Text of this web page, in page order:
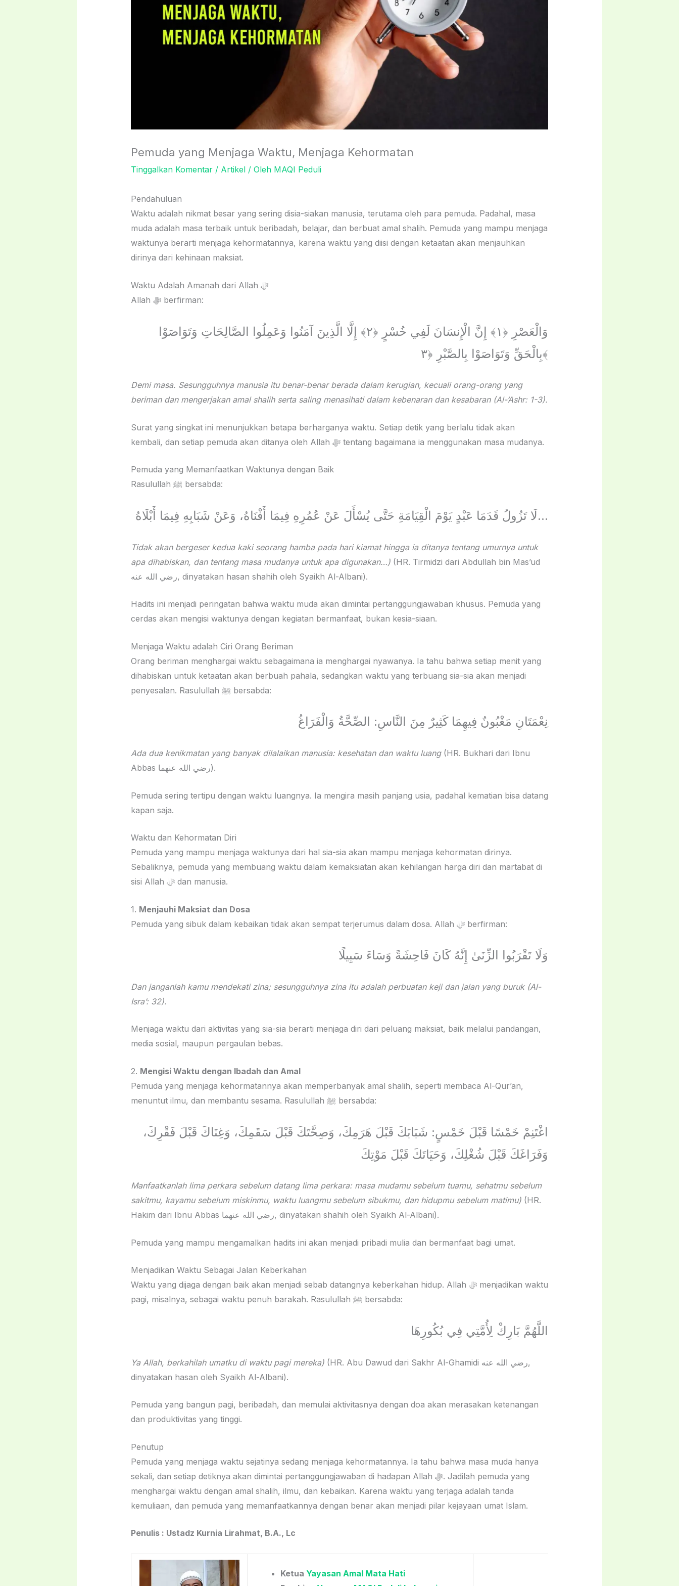
Pemuda yang Menjaga Waktu, Menjaga Kehormatan
Tinggalkan Komentar / Artikel/ Oleh MAQI Peduli
Pendahuluan
Waktu adalah nikmat besar yang sering disia-siakan manusia, terutama oleh para pemuda. Padahal, masa
muda adalah masa terbaik untuk beribadah, belajar, dan berbuat amal shalih. Pemuda yang mampu menjaga
waktunya berarti menjaga kehormatannya, karena waktu yang diisi dengan ketaatan akan menjauhkan
dirinya dari kehinaan maksiat.
Waktu Adalah Amanah dari Allah ﷻ
Allah ﷻ berfirman:
وَالْعَصْرِ ﴿١﴾ إِنَّ الْإِنسَانَ لَفِي خُسْرٍ ﴿٢﴾ إِلَّا الَّذِينَ آمَنُوا وَعَمِلُوا الصَّالِحَاتِ وَتَوَاصَوْا
بِالْحَقِّ وَتَوَاصَوْا بِالصَّبْرِ ﴿٣﴾
Demi masa. Sesungguhnya manusia itu benar-benar berada dalam kerugian, kecuali orang-orang yang
beriman dan mengerjakan amal shalih serta saling menasihati dalam kebenaran dan kesabaran (Al-‘Ashr: 1-3).
Surat yang singkat ini menunjukkan betapa berharganya waktu. Setiap detik yang berlalu tidak akan
kembali, dan setiap pemuda akan ditanya oleh Allah ﷻ tentang bagaimana ia menggunakan masa mudanya.
Pemuda yang Memanfaatkan Waktunya dengan Baik
Rasulullah ﷺ bersabda:
لَا تَزُولُ قَدَمَا عَبْدٍ يَوْمَ الْقِيَامَةِ حَتَّى يُسْأَلَ عَنْ عُمُرِهِ فِيمَا أَفْنَاهُ، وَعَنْ شَبَابِهِ فِيمَا أَبْلَاهُ…
Tidak akan bergeser kedua kaki seorang hamba pada hari kiamat hingga ia ditanya tentang umurnya untuk
apa dihabiskan, dan tentang masa mudanya untuk apa digunakan…)(HR. Tirmidzi dari Abdullah bin Mas’ud
رضي الله عنه, dinyatakan hasan shahih oleh Syaikh Al-Albani).
Hadits ini menjadi peringatan bahwa waktu muda akan dimintai pertanggungjawaban khusus. Pemuda yang
cerdas akan mengisi waktunya dengan kegiatan bermanfaat, bukan kesia-siaan.
Menjaga Waktu adalah Ciri Orang Beriman
Orang beriman menghargai waktu sebagaimana ia menghargai nyawanya. Ia tahu bahwa setiap menit yang
dihabiskan untuk ketaatan akan berbuah pahala, sedangkan waktu yang terbuang sia-sia akan menjadi
penyesalan. Rasulullah ﷺ bersabda:
نِعْمَتَانِ مَغْبُونٌ فِيهِمَا كَثِيرٌ مِنَ النَّاسِ: الصِّحَّةُ وَالْفَرَاغُ
Ada dua kenikmatan yang banyak dilalaikan manusia: kesehatan dan waktu luang(HR. Bukhari dari Ibnu
Abbas رضي الله عنهما).
Pemuda sering tertipu dengan waktu luangnya. Ia mengira masih panjang usia, padahal kematian bisa datang
kapan saja.
Waktu dan Kehormatan Diri
Pemuda yang mampu menjaga waktunya dari hal sia-sia akan mampu menjaga kehormatan dirinya.
Sebaliknya, pemuda yang membuang waktu dalam kemaksiatan akan kehilangan harga diri dan martabat di
sisi Allah ﷻ dan manusia.
1. Menjauhi Maksiat dan Dosa
Pemuda yang sibuk dalam kebaikan tidak akan sempat terjerumus dalam dosa. Allah ﷻ berfirman:
وَلَا تَقْرَبُوا الزِّنَىٰ إِنَّهُ كَانَ فَاحِشَةً وَسَاءَ سَبِيلًا
Dan janganlah kamu mendekati zina; sesungguhnya zina itu adalah perbuatan keji dan jalan yang buruk (Al-
Isra’: 32).
Menjaga waktu dari aktivitas yang sia-sia berarti menjaga diri dari peluang maksiat, baik melalui pandangan,
media sosial, maupun pergaulan bebas.
2. Mengisi Waktu dengan Ibadah dan Amal
Pemuda yang menjaga kehormatannya akan memperbanyak amal shalih, seperti membaca Al-Qur’an,
menuntut ilmu, dan membantu sesama. Rasulullah ﷺ bersabda:
اغْتَنِمْ خَمْسًا قَبْلَ خَمْسٍ: شَبَابَكَ قَبْلَ هَرَمِكَ، وَصِحَّتَكَ قَبْلَ سَقَمِكَ، وَغِنَاكَ قَبْلَ فَقْرِكَ،
وَفَرَاغَكَ قَبْلَ شُغْلِكَ، وَحَيَاتَكَ قَبْلَ مَوْتِكَ
Manfaatkanlah lima perkara sebelum datang lima perkara: masa mudamu sebelum tuamu, sehatmu sebelum
sakitmu, kayamu sebelum miskinmu, waktu luangmu sebelum sibukmu, dan hidupmu sebelum matimu)(HR.
Hakim dari Ibnu Abbas رضي الله عنهما, dinyatakan shahih oleh Syaikh Al-Albani).
Pemuda yang mampu mengamalkan hadits ini akan menjadi pribadi mulia dan bermanfaat bagi umat.
Menjadikan Waktu Sebagai Jalan Keberkahan
Waktu yang dijaga dengan baik akan menjadi sebab datangnya keberkahan hidup. Allah ﷻ menjadikan waktu
pagi, misalnya, sebagai waktu penuh barakah. Rasulullah ﷺ bersabda:
اللَّهُمَّ بَارِكْ لِأُمَّتِي فِي بُكُورِهَا
Ya Allah, berkahilah umatku di waktu pagi mereka)(HR. Abu Dawud dari Sakhr Al-Ghamidi رضي الله عنه,
dinyatakan hasan oleh Syaikh Al-Albani).
Pemuda yang bangun pagi, beribadah, dan memulai aktivitasnya dengan doa akan merasakan ketenangan
dan produktivitas yang tinggi.
Penutup
Pemuda yang menjaga waktu sejatinya sedang menjaga kehormatannya. Ia tahu bahwa masa muda hanya
sekali, dan setiap detiknya akan dimintai pertanggungjawaban di hadapan Allah ﷻ. Jadilah pemuda yang
menghargai waktu dengan amal shalih, ilmu, dan kebaikan. Karena waktu yang terjaga adalah tanda
kemuliaan, dan pemuda yang memanfaatkannya dengan benar akan menjadi pilar kejayaan umat Islam.
Penulis : Ustadz Kurnia Lirahmat, B.A., Lc
Ketua Yayasan Amal Mata Hati